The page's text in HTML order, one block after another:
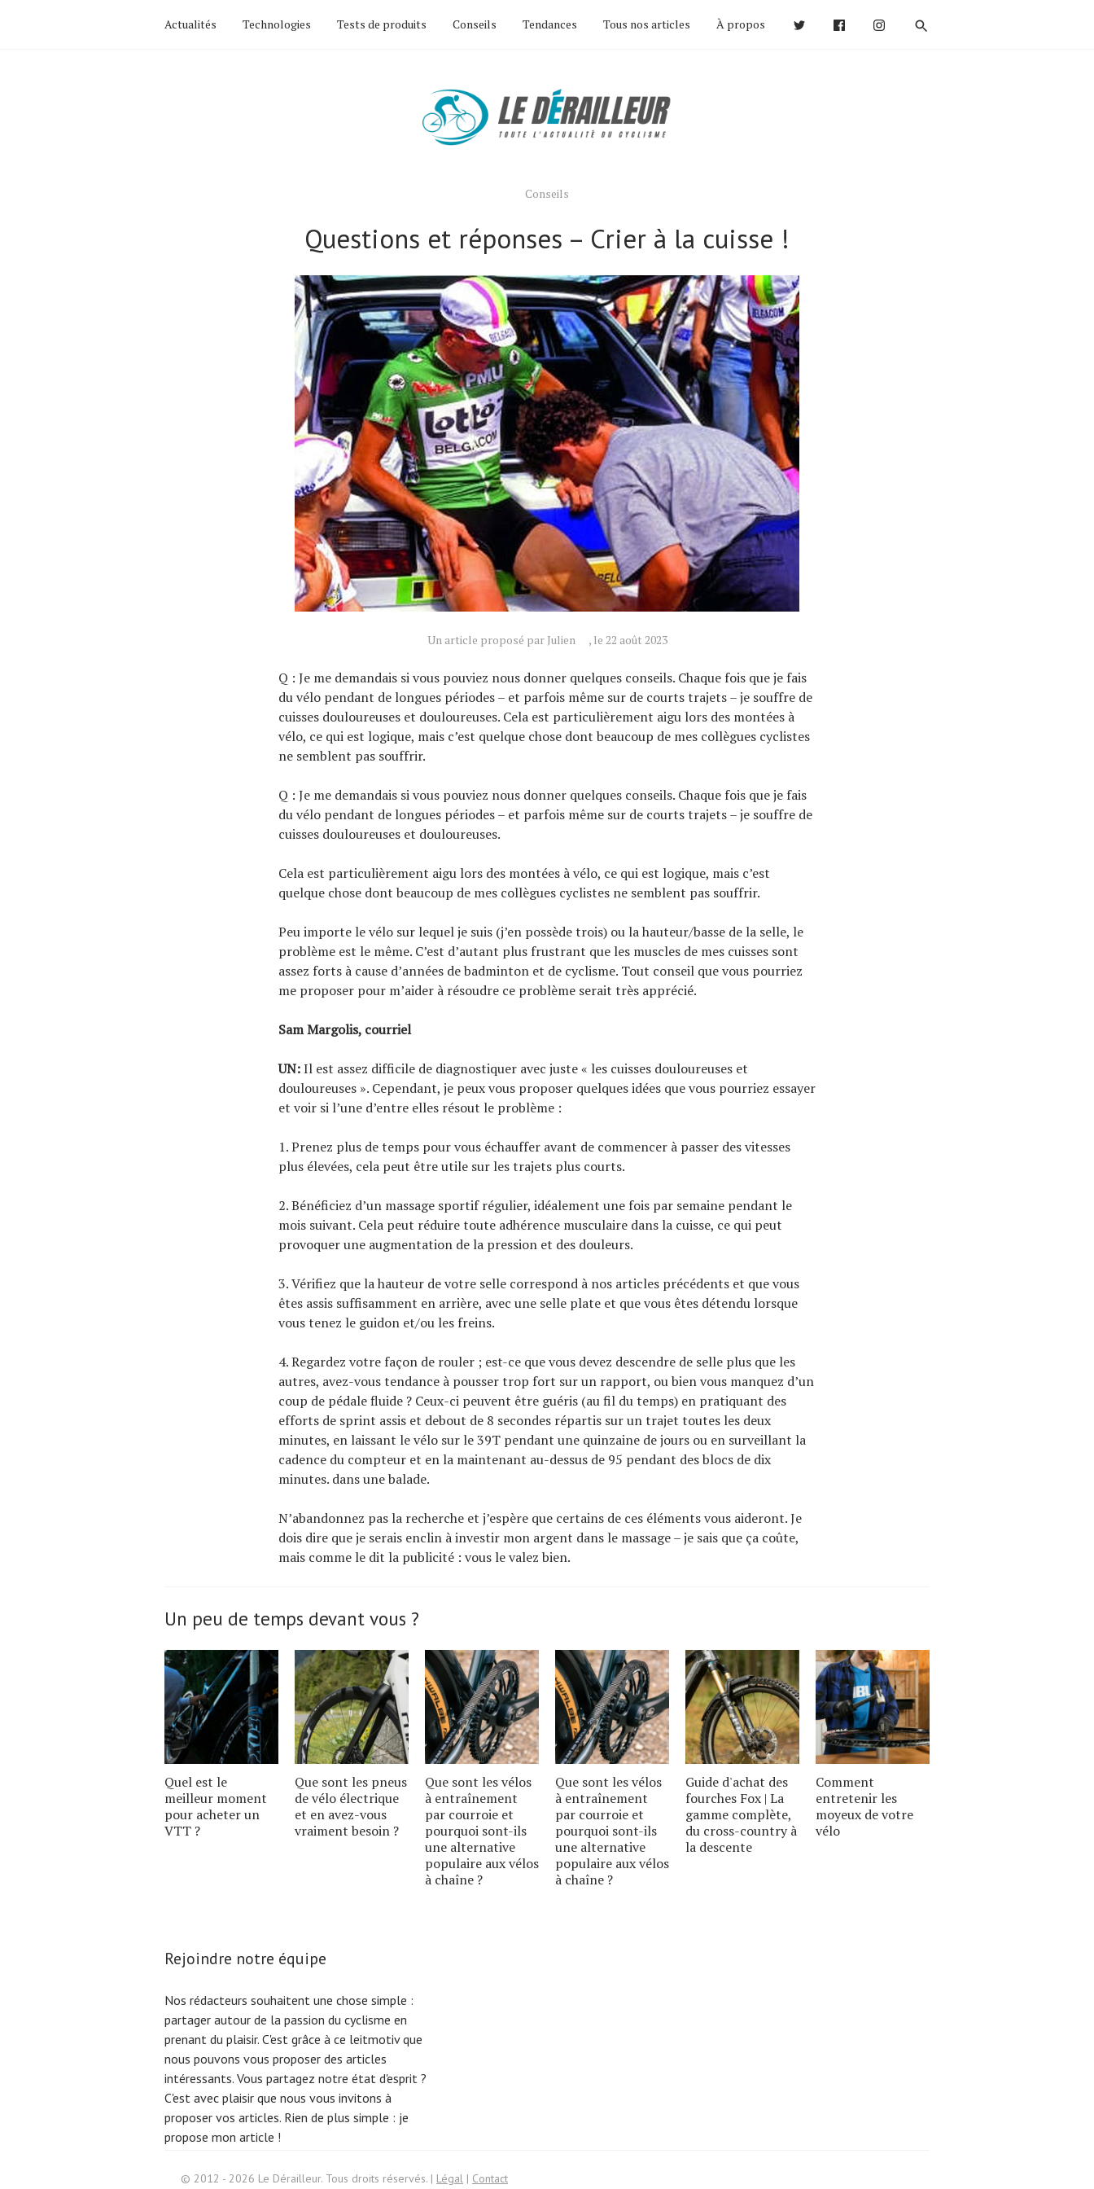
Actualités Technologies Tests de produits Conseils Tendances Tous nos articles À propos
Conseils
Questions et réponses – Crier à la cuisse !
Un article proposé par Julien , le 22 août 2023
Q : Je me demandais si vous pouviez nous donner quelques conseils. Chaque fois que je fais
du vélo pendant de longues périodes – et parfois même sur de courts trajets – je souffre de
cuisses douloureuses et douloureuses. Cela est particulièrement aigu lors des montées à
vélo, ce qui est logique, mais c’est quelque chose dont beaucoup de mes collègues cyclistes
ne semblent pas souffrir.
Q : Je me demandais si vous pouviez nous donner quelques conseils. Chaque fois que je fais
du vélo pendant de longues périodes – et parfois même sur de courts trajets – je souffre de
cuisses douloureuses et douloureuses.
Cela est particulièrement aigu lors des montées à vélo, ce qui est logique, mais c’est
quelque chose dont beaucoup de mes collègues cyclistes ne semblent pas souffrir.
Peu importe le vélo sur lequel je suis (j’en possède trois) ou la hauteur/basse de la selle, le
problème est le même. C’est d’autant plus frustrant que les muscles de mes cuisses sont
assez forts à cause d’années de badminton et de cyclisme. Tout conseil que vous pourriez
me proposer pour m’aider à résoudre ce problème serait très apprécié.
Sam Margolis, courriel
UN:Il est assez difficile de diagnostiquer avec juste « les cuisses douloureuses et
douloureuses ». Cependant, je peux vous proposer quelques idées que vous pourriez essayer
et voir si l’une d’entre elles résout le problème :
1. Prenez plus de temps pour vous échauffer avant de commencer à passer des vitesses
plus élevées, cela peut être utile sur les trajets plus courts.
2. Bénéficiez d’un massage sportif régulier, idéalement une fois par semaine pendant le
mois suivant. Cela peut réduire toute adhérence musculaire dans la cuisse, ce qui peut
provoquer une augmentation de la pression et des douleurs.
3. Vérifiez que la hauteur de votre selle correspond à nos articles précédents et que vous
êtes assis suffisamment en arrière, avec une selle plate et que vous êtes détendu lorsque
vous tenez le guidon et/ou les freins.
4. Regardez votre façon de rouler ; est-ce que vous devez descendre de selle plus que les
autres, avez-vous tendance à pousser trop fort sur un rapport, ou bien vous manquez d’un
coup de pédale fluide ? Ceux-ci peuvent être guéris (au fil du temps) en pratiquant des
efforts de sprint assis et debout de 8 secondes répartis sur un trajet toutes les deux
minutes, en laissant le vélo sur le 39T pendant une quinzaine de jours ou en surveillant la
cadence du compteur et en la maintenant au-dessus de 95 pendant des blocs de dix
minutes. dans une balade.
N’abandonnez pas la recherche et j’espère que certains de ces éléments vous aideront. Je
dois dire que je serais enclin à investir mon argent dans le massage – je sais que ça coûte,
mais comme le dit la publicité : vous le valez bien.
Un peu de temps devant vous ?
Quel est le
meilleur moment
pour acheter un
VTT ?
Que sont les pneus
de vélo électrique
et en avez-vous
vraiment besoin ?
Que sont les vélos
à entraînement
par courroie et
pourquoi sont-ils
une alternative
populaire aux vélos
à chaîne ?
Que sont les vélos
à entraînement
par courroie et
pourquoi sont-ils
une alternative
populaire aux vélos
à chaîne ?
Guide d'achat des
fourches Fox | La
gamme complète,
du cross-country à
la descente
Comment
entretenir les
moyeux de votre
vélo
Rejoindre notre équipe
Nos rédacteurs souhaitent une chose simple :
partager autour de la passion du cyclisme en
prenant du plaisir. C'est grâce à ce leitmotiv que
nous pouvons vous proposer des articles
intéressants. Vous partagez notre état d'esprit ?
C'est avec plaisir que nous vous invitons à
proposer vos articles. Rien de plus simple : je
propose mon article !
© 2012 - 2026 Le Dérailleur. Tous droits réservés. | Légal | Contact